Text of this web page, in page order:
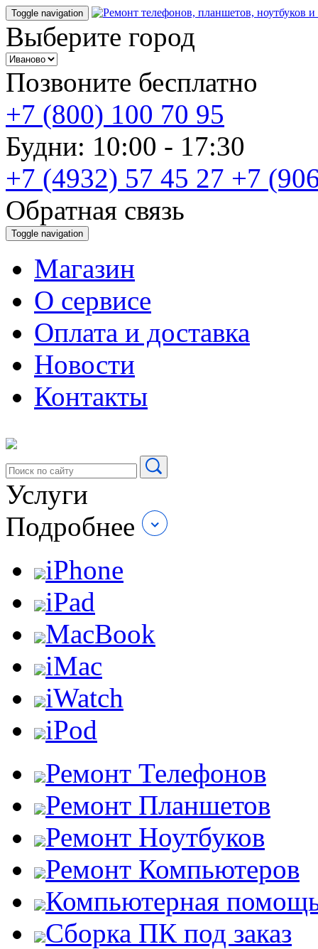
Toggle navigation
Выберите город
Позвоните бесплатно
+7 (800) 100 70 95
Будни: 10:00 - 17:30
+7 (4932) 57 45 27 +7
Обратная связь
Toggle navigation
Магазин
О cервисе
Оплата и доставка
Новости
Контакты
Услуги
Подробнее
iPhone
iPad
MacBook
iMac
iWatch
iPod
Ремонт Телефонов
Ремонт Планшетов
Ремонт Ноутбуков
Ремонт Компьютеров
Компьютерная
Сборка ПК под заказ